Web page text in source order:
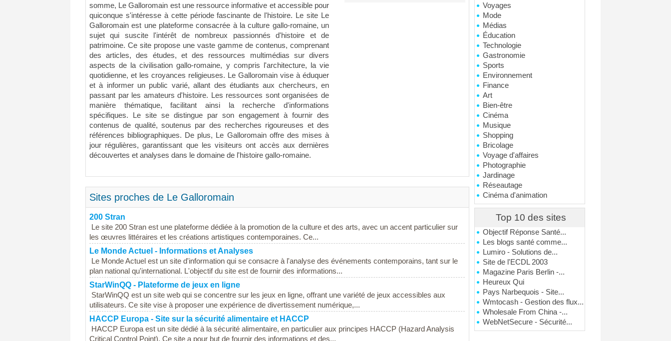
Voyages
Mode
Médias
Éducation
Technologie
Gastronomie
Sports
Environnement
Finance
Art
Bien-être
Cinéma
Musique
Shopping
Bricolage
Voyage d'affaires
Photographie
Jardinage
Réseautage
Cinéma d'animation
Top 10 des sites
Objectif Réponse Santé...
Les blogs santé comme...
Lumiro - Solutions de...
Site de l'ECDL 2003
Magazine Paris Berlin -...
Heureux Qui
Pays Narbequois - Site...
Wmtocash - Gestion des flux...
Wholesale From China -...
WebNetSecure - Sécurité...
somme, Le Galloromain est une ressource informative et accessible pour
quiconque s'intéresse à cette période fascinante de l'histoire. Le site Le
Galloromain est une plateforme consacrée à la culture gallo-romaine, un
sujet qui suscite l'intérêt de nombreux passionnés d'histoire et de
patrimoine. Ce site propose une vaste gamme de contenus, comprenant
des articles, des études, et des ressources multimédias sur divers
aspects de la civilisation gallo-romaine, y compris l'architecture, la vie
quotidienne, et les croyances religieuses. Le Galloromain vise à éduquer
et à informer un public varié, allant des étudiants aux chercheurs, en
passant par les amateurs d'histoire. Les ressources sont organisées de
manière thématique, facilitant ainsi la recherche d'informations
spécifiques. Le site se distingue par son engagement à fournir des
contenus de qualité, soutenus par des recherches rigoureuses et des
références bibliographiques. De plus, Le Galloromain offre des mises à
jour régulières, garantissant que les visiteurs ont accès aux dernières
découvertes et analyses dans le domaine de l'histoire gallo-romaine.
Sites proches de Le Galloromain
200 Stran
Le site 200 Stran est une plateforme dédiée à la promotion de la culture et des arts, avec un accent particulier sur
les œuvres littéraires et les créations artistiques contemporaines. Ce...
Le Monde Actuel - Informations et Analyses
Le Monde Actuel est un site d'information qui se consacre à l'analyse des événements contemporains, tant sur le
plan national qu'international. L'objectif du site est de fournir des informations...
StarWinQQ - Plateforme de jeux en ligne
StarWinQQ est un site web qui se concentre sur les jeux en ligne, offrant une variété de jeux accessibles aux
utilisateurs. Ce site vise à proposer une expérience de divertissement numérique,...
HACCP Europa - Site sur la sécurité alimentaire et HACCP
HACCP Europa est un site dédié à la sécurité alimentaire, en particulier aux principes HACCP (Hazard Analysis
Critical Control Point). Ce site a pour but de fournir des informations et des...